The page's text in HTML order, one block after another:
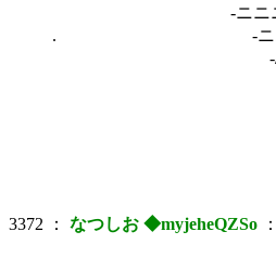
-ニニニニ/ /
. -ニニ/⌒冖⌒冖⌒⌒|ニ
-/＿ |ニニ
⌒冖ー＝廴
｜ ￣
| |
3372 ： なつしお ◆myjeheQZSo ：